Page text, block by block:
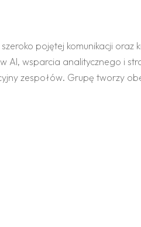
pojętej komunikacji oraz
wsparcia analitycznego i
zespołów. Grupę tworzy